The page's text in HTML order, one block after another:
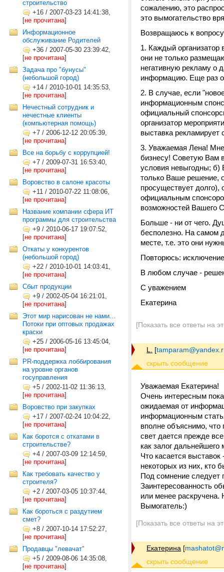
строительство
+16 / 2007-03-23 14:41:38,
[не прочитана]
Информационное
обслуживание Родителей
+36 / 2007-05-30 23:39:42,
[не прочитана]
Задача про "бунусы"
(небольшой город)
+14 / 2010-10-01 14:35:53,
[не прочитана]
Нечестный сотрудник и
нечестные клиенты
(компьютерная помощь)
+7 / 2006-12-12 20:05:39,
[не прочитана]
Все на борьбу с коррупцией!
+7 / 2009-07-31 16:53:40,
[не прочитана]
Воровство в салоне красоты
+11 / 2010-07-22 11:08:06,
[не прочитана]
Название компании сфера ИТ
программы для строительства
+9 / 2010-06-17 19:07:52,
[не прочитана]
Откаты у конкурентов
(небольшой город)
+22 / 2010-10-01 14:03:41,
[не прочитана]
Сбыт продукции
+9 / 2002-05-04 16:21:01,
[не прочитана]
Этот мир нарисован не нами...
Потоки при оптовых продажах
краски
+25 / 2006-05-16 13:45:04,
[не прочитана]
PR-поддержка лоббирования
на уровне органов
госуправления
+5 / 2002-11-02 11:36:13,
[не прочитана]
Воровство при закупках
+17 / 2007-02-24 10:04:22,
[не прочитана]
Как боротся с откатами в
строительстве?
+4 / 2007-03-09 12:14:59,
[не прочитана]
Как требовать качество у
строителя?
+2 / 2007-03-05 10:37:44,
[не прочитана]
Как бороться с раздутием
смет?
+8 / 2007-10-14 17:52:27,
[не прочитана]
Продавцы "левачат"
+5 / 2009-08-06 14:35:08,
[не прочитана]
сожалению, это
это вымогательство
Возвращаюсь к
1. Каждый
они не только
негативную рекламу о
информацию. Еще раз
2. В случае, если
информационным
официальный
организатор
выставка
3. Уважаемая Лена!
бизнесу! Советую Вам
условия невыгодны; б)
только Ваше решение,
просуществует долго),
официальным
возможностей Вашего
Больше - ни от чего.
бесполезно. На самом
месте, т.е. это они
Повторюсь:
В любом случае -
С уважением
Екатерина
[Показать все ответы на
L. [
Уважаемая Екатерина!
Очень интересным
ожидаемая от
информационным
вполне объяснимо, что
свет дается прежде
как залог дальнейшего
Что касается
некоторых из них, кто
Под сомнение следует
Заинтересованность
или менее
Вымогатель:)
[Показать все ответы на
Екатерина [